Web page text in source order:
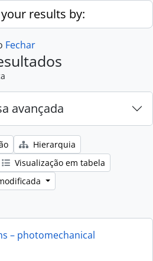
results by:
Fechar
avançada
Hierarquia
Visualização em tabela
– photomechanical